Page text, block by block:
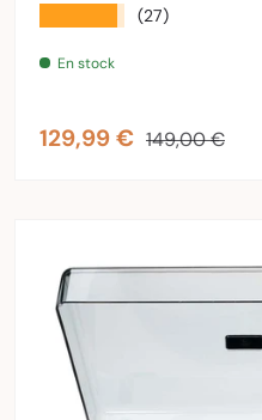
(27)
En stock
Prix soldé
129,99 € Prix habituel
149,00 €